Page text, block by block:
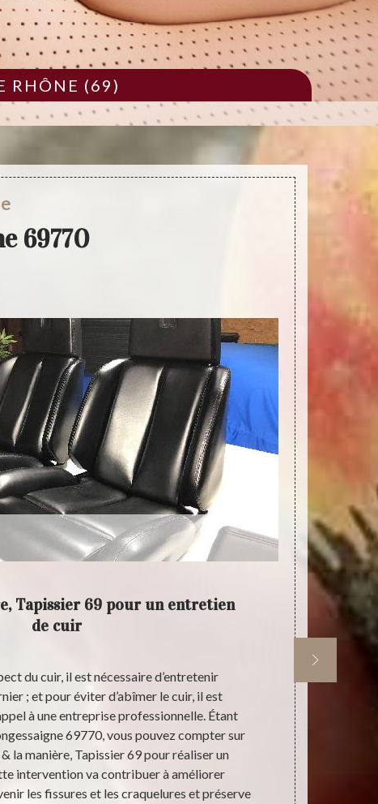
RHÔNE (69)
69770
Tapissier 69 pour un entretien
de cuir
du cuir, il est nécessaire d’entretenir
; et pour éviter d’abîmer le cuir, il est
à une entreprise professionnelle. Étant
69770, vous pouvez compter sur
la manière, Tapissier 69 pour réaliser un
intervention va contribuer à améliorer
les fissures et les craquelures et préserve